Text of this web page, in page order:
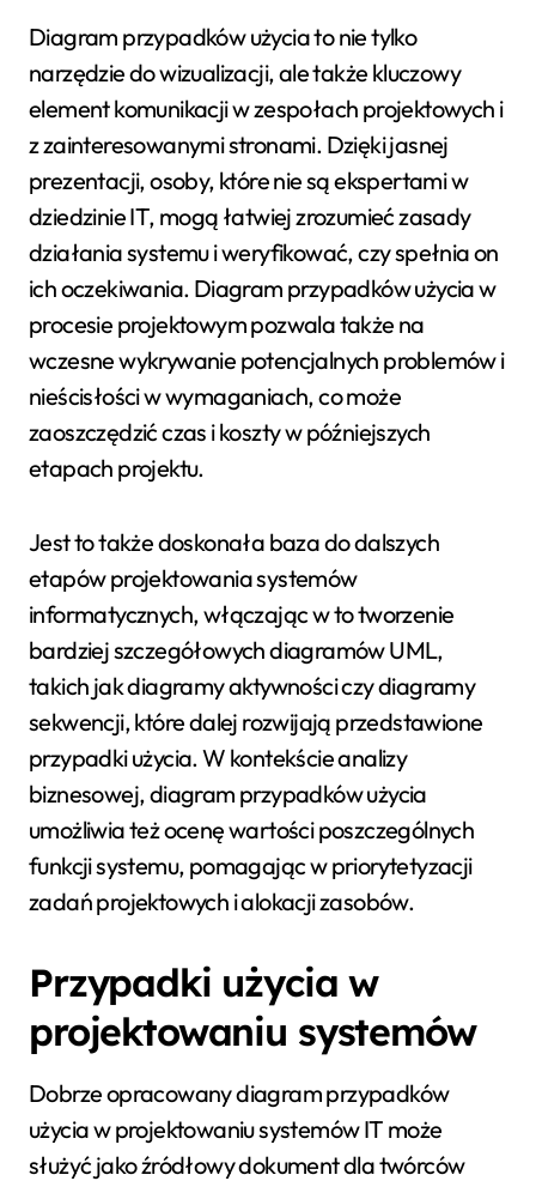
Diagram przypadków użycia to nie tylko
narzędzie do wizualizacji, ale także kluczowy
element komunikacji w zespołach projektowych i
z zainteresowanymi stronami. Dzięki jasnej
prezentacji, osoby, które nie są ekspertami w
dziedzinie IT, mogą łatwiej zrozumieć zasady
działania systemu i weryfikować, czy spełnia on
ich oczekiwania. Diagram przypadków użycia w
procesie projektowym pozwala także na
wczesne wykrywanie potencjalnych problemów i
nieścisłości w wymaganiach, co może
zaoszczędzić czas i koszty w późniejszych
etapach projektu.
Jest to także doskonała baza do dalszych
etapów projektowania systemów
informatycznych, włączając w to tworzenie
bardziej szczegółowych diagramów UML,
takich jak diagramy aktywności czy diagramy
sekwencji, które dalej rozwijają przedstawione
przypadki użycia. W kontekście analizy
biznesowej, diagram przypadków użycia
umożliwia też ocenę wartości poszczególnych
funkcji systemu, pomagając w priorytetyzacji
zadań projektowych i alokacji zasobów.
Przypadki użycia w
projektowaniu systemów
Dobrze opracowany diagram przypadków
użycia w projektowaniu systemów IT może
służyć jako źródłowy dokument dla twórców